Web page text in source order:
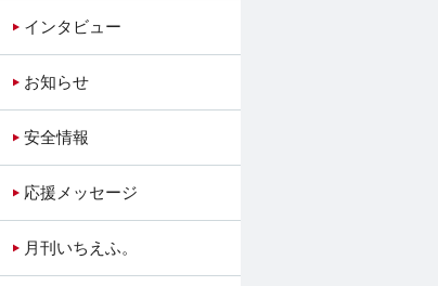
インタビュー
お知らせ
安全情報
応援メッセージ
月刊いちえふ。